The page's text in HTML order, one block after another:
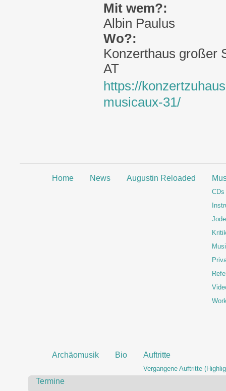
Mit wem?:
Albin Paulus
Wo?:
Konzerthaus großer
AT
https://
musicaux-31/
Home News Augustin Reloaded
CDs
Archäomusik Bio Auftritte
Vergangene Auftritte
Termine